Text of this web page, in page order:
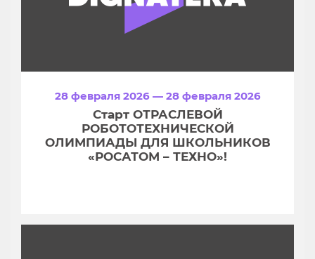
28 февраля 2026 — 28 февраля 2026
Старт ОТРАСЛЕВОЙ
РОБОТОТЕХНИЧЕСКОЙ
ОЛИМПИАДЫ ДЛЯ ШКОЛЬНИКОВ
«РОСАТОМ – ТЕХНО»!